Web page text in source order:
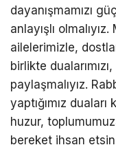
dayanışmamızı
anlayışlı
ailelerimizle,
birlikte
paylaşmalıyız.
yaptığımız
huzur,
bereket ihsan